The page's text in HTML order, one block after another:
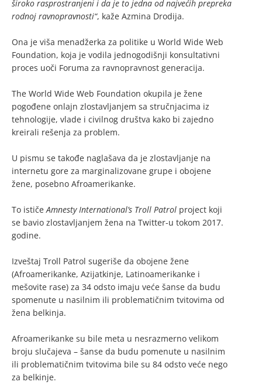
široko rasprostranjeni i da je to jedna od najvećih prepreka
rodnoj ravnopravnosti“, kaže Azmina Drodija.
Ona je viša menadžerka za politike u World Wide Web
Foundation, koja je vodila jednogodišnji konsultativni
proces uoči Foruma za ravnopravnost generacija.
The World Wide Web Foundation okupila je žene
pogođene onlajn zlostavljanjem sa stručnjacima iz
tehnologije, vlade i civilnog društva kako bi zajedno
kreirali rešenja za problem.
U pismu se takođe naglašava da je zlostavljanje na
internetu gore za marginalizovane grupe i obojene
žene, posebno Afroamerikanke.
To ističeAmnesty International’s Troll Patrol project koji
se bavio zlostavljanjem žena na Twitter-u tokom 2017.
godine.
Izveštaj Troll Patrol sugeriše da obojene žene
(Afroamerikanke, Azijatkinje, Latinoamerikanke i
mešovite rase) za 34 odsto imaju veće šanse da budu
spomenute u nasilnim ili problematičnim tvitovima od
žena belkinja.
Afroamerikanke su bile meta u nesrazmerno velikom
broju slučajeva – šanse da budu pomenute u nasilnim
ili problematičnim tvitovima bile su 84 odsto veće nego
za belkinje.